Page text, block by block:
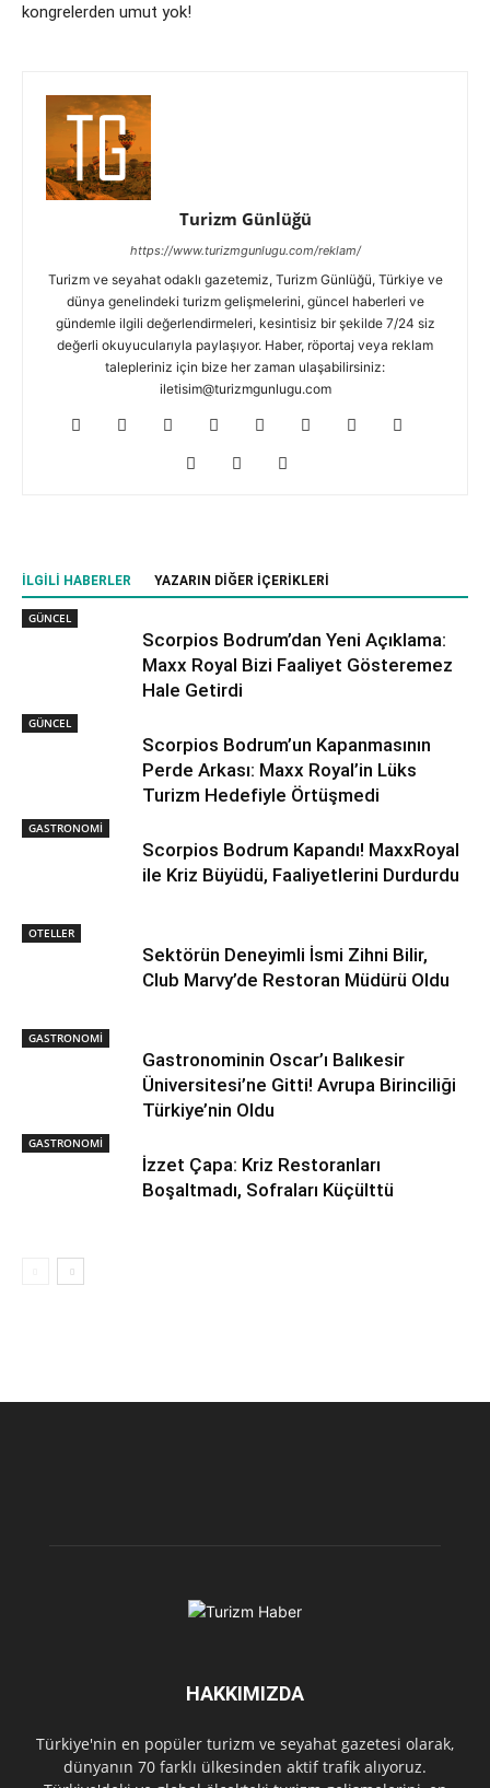
kongrelerden umut yok!
Turizm Günlüğü
https://www.turizmgunlugu.com/reklam/
Turizm ve seyahat odaklı gazetemiz, Turizm Günlüğü, Türkiye ve
dünya genelindeki turizm gelişmelerini, güncel haberleri ve
gündemle ilgili değerlendirmeleri, kesintisiz bir şekilde 7/24 siz
değerli okuyucularıyla paylaşıyor. Haber, röportaj veya reklam
talepleriniz için bize her zaman ulaşabilirsiniz:
iletisim@turizmgunlugu.com
İLGILI HABERLER YAZARIN DIĞER İÇERIKLERI
GÜNCEL
Scorpios Bodrum’dan Yeni Açıklama:
Maxx Royal Bizi Faaliyet Gösteremez
Hale Getirdi
GÜNCEL
Scorpios Bodrum’un Kapanmasının
Perde Arkası: Maxx Royal’in Lüks
Turizm Hedefiyle Örtüşmedi
GASTRONOMİ
Scorpios Bodrum Kapandı! MaxxRoyal
ile Kriz Büyüdü, Faaliyetlerini Durdurdu
OTELLER
Sektörün Deneyimli İsmi Zihni Bilir,
Club Marvy’de Restoran Müdürü Oldu
GASTRONOMİ
Gastronominin Oscar’ı Balıkesir
Üniversitesi’ne Gitti! Avrupa Birinciliği
Türkiye’nin Oldu
GASTRONOMİ
İzzet Çapa: Kriz Restoranları
Boşaltmadı, Sofraları Küçülttü
HAKKIMIZDA
Türkiye'nin en popüler turizm ve seyahat gazetesi olarak,
dünyanın 70 farklı ülkesinden aktif trafik alıyoruz.